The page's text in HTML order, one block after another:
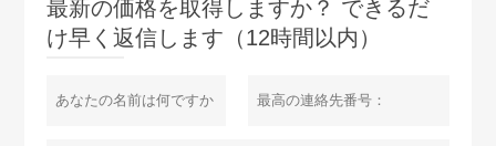
最新の価格を取得しますか？ できるだ
け早く返信します（12時間以内）